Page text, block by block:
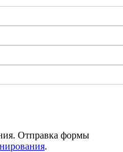
Отправка формы
.